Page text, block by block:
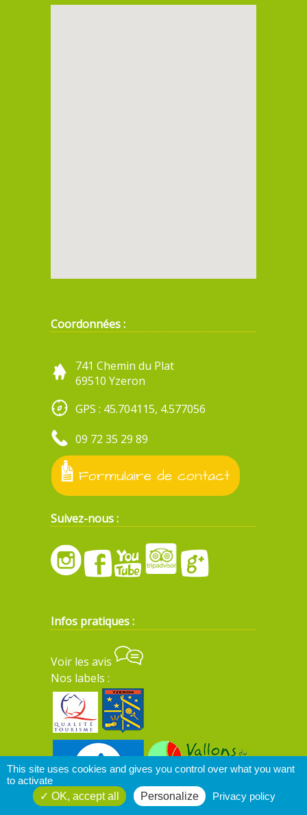
Coordonnées :
741 Chemin du Plat
69510 Yzeron
GPS : 45.704115, 4.577056
09 72 35 29 89
Formulaire de contact
Suivez-nous :
Infos pratiques :
Voir les avis
Nos labels :
This site uses cookies and gives you control over what you want
to activate
OK, accept all
Personalize Privacy policy